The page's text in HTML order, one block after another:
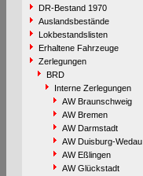
DR-Bestand 1970
Auslandsbestände
Lokbestandslisten
Erhaltene Fahrzeuge
Zerlegungen
BRD
Interne Zerlegungen
AW Braunschweig
AW Bremen
AW Darmstadt
AW Duisburg-Wedau
AW Eßlingen
AW Glückstadt